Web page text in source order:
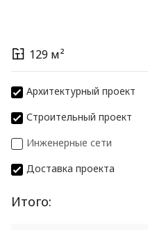
129 м²
Архитектурный проект
Строительный проект
Инженерные сети
Доставка проекта
Итого: